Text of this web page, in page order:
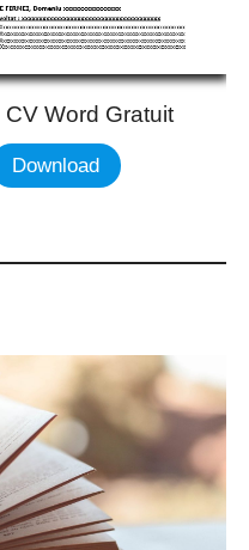
CV Word Gratuit
Download